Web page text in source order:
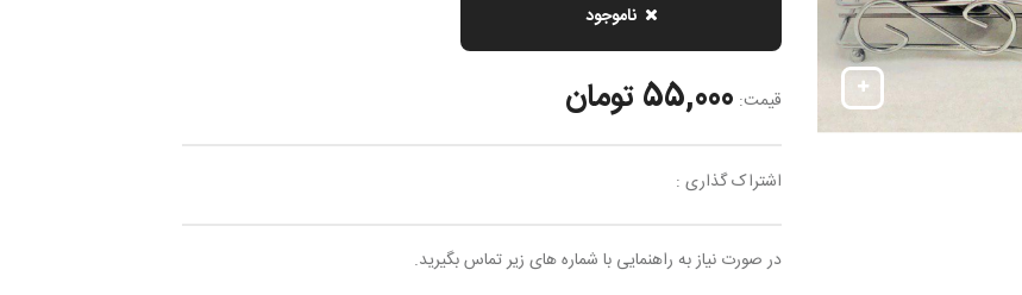
ناموجود
قیمت: 55,000 تومان
اشتراک گذاری :
در صورت نیاز به راهنمایی با شماره های زیر تماس بگیرید.